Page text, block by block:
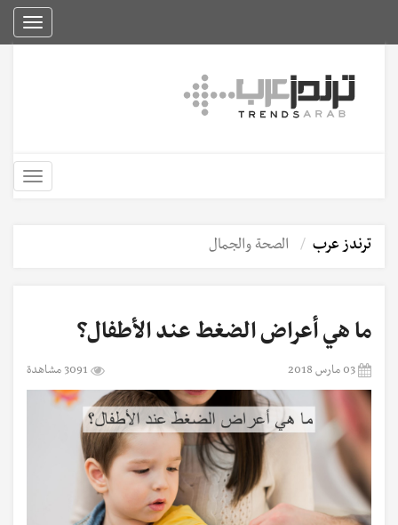
Toggle
Toggle
ترندز عرب الصحة والجمال
ما هي أعراض الضغط عند الأطفال؟
03 مارس 2018 3091 مشاهدة